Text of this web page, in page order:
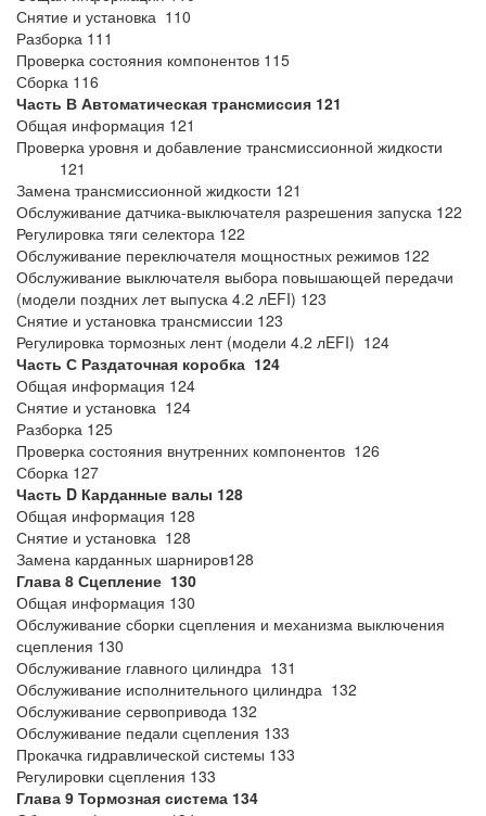
Снятие и установка 110
Разборка 111
Проверка состояния компонентов 115
Сборка 116
Часть В Автоматическая трансмиссия 121
Общая информация 121
Проверка уровня и добавление трансмиссионной жидкости
121
Замена трансмиссионной жидкости 121
Обслуживание датчика-выключателя разрешения запуска 122
Регулировка тяги селектора 122
Обслуживание переключателя мощностных режимов 122
Обслуживание выключателя выбора повышающей передачи
(модели поздних лет выпуска 4.2 лEFI) 123
Снятие и установка трансмиссии 123
Регулировка тормозных лент (модели 4.2 лEFI) 124
Часть С Раздаточная коробка 124
Общая информация 124
Снятие и установка 124
Разборка 125
Проверка состояния внутренних компонентов 126
Сборка 127
Часть D Карданные валы 128
Общая информация 128
Снятие и установка 128
Замена карданных шарниров128
Глава 8 Сцепление 130
Общая информация 130
Обслуживание сборки сцепления и механизма выключения
сцепления 130
Обслуживание главного цилиндра 131
Обслуживание исполнительного цилиндра 132
Обслуживание сервопривода 132
Обслуживание педали сцепления 133
Прокачка гидравлической системы 133
Регулировки сцепления 133
Глава 9 Тормозная система 134